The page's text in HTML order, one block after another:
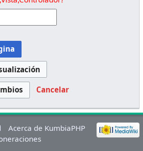
Cancelar
Acerca de KumbiaPHP